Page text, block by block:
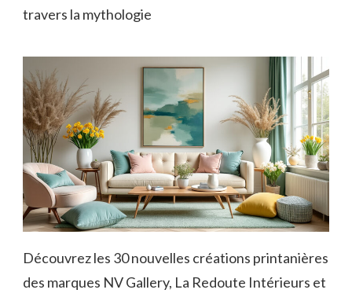
travers la mythologie
Découvrez les 30 nouvelles créations printanières
des marques NV Gallery, La Redoute Intérieurs et